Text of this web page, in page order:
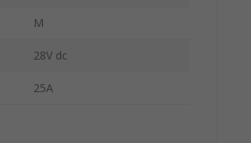
M
28V dc
25A